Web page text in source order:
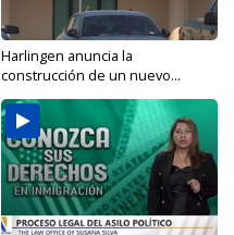
Harlingen anuncia la
construcción de un nuevo...